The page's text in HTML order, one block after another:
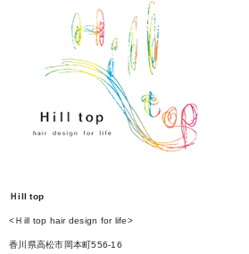
Ｈill top
<Ｈill top hair design for life>
香川県高松市岡本町556-16